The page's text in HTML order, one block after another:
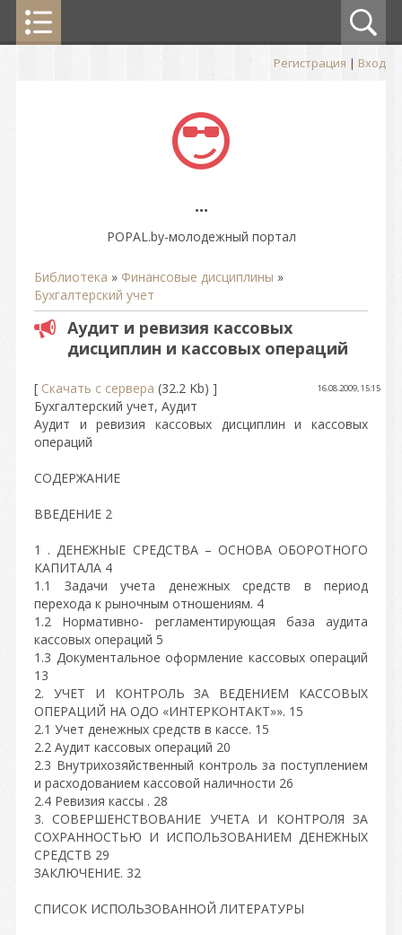
Регистрация | Вход
...
POPAL.by-молодежный портал
Библиотека » Финансовые дисциплины »
Бухгалтерский учет
Аудит и ревизия кассовых
дисциплин и кассовых операций
[ Скачать с сервера (32.2 Kb) ] 16.08.2009, 15:15
Бухгалтерский учет, Аудит
Аудит и ревизия кассовых дисциплин и кассовых
операций
СОДЕРЖАНИЕ
ВВЕДЕНИЕ 2
1 . ДЕНЕЖНЫЕ СРЕДСТВА – ОСНОВА ОБОРОТНОГО
КАПИТАЛА 4
1.1 Задачи учета денежных средств в период
перехода к рыночным отношениям. 4
1.2 Нормативно- регламентирующая база аудита
кассовых операций 5
1.3 Документальное оформление кассовых операций
13
2. УЧЕТ И КОНТРОЛЬ ЗА ВЕДЕНИЕМ КАССОВЫХ
ОПЕРАЦИЙ НА ОДО «ИНТЕРКОНТАКТ»». 15
2.1 Учет денежных средств в кассе. 15
2.2 Аудит кассовых операций 20
2.3 Внутрихозяйственный контроль за поступлением
и расходованием кассовой наличности 26
2.4 Ревизия кассы . 28
3. СОВЕРШЕНСТВОВАНИЕ УЧЕТА И КОНТРОЛЯ ЗА
СОХРАННОСТЬЮ И ИСПОЛЬЗОВАНИЕМ ДЕНЕЖНЫХ
СРЕДСТВ 29
ЗАКЛЮЧЕНИЕ. 32
СПИСОК ИСПОЛЬЗОВАННОЙ ЛИТЕРАТУРЫ